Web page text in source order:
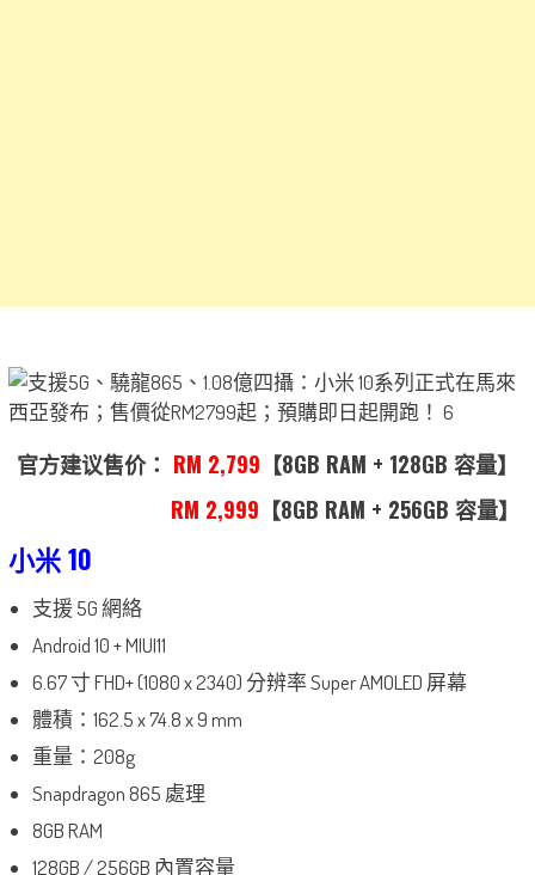
官方建议售价： RM 2,799 【8GB RAM + 128GB 容量】
RM 2,999 【8GB RAM + 256GB 容量】
小米 10
支援 5G 網絡
Android 10 + MIUI11
6.67 寸 FHD+ (1080 x 2340) 分辨率 Super AMOLED 屏幕
體積：162.5 x 74.8 x 9 mm
重量：208g
Snapdragon 865 處理
8GB RAM
128GB / 256GB 內置容量